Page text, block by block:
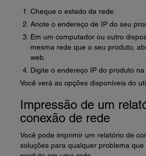
Cheque o estado da rede.
Anote o endereço de IP do seu
Em um computador ou outro
mesma rede que o seu produto,
web.
Digite o endereço IP do produto
Você verá as opções disponíveis do
Impressão de um
conexão de rede
Você pode imprimir um relatório de
soluções para qualquer problema